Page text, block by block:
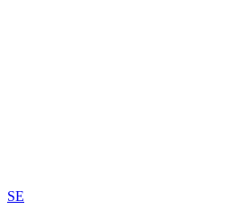
SE